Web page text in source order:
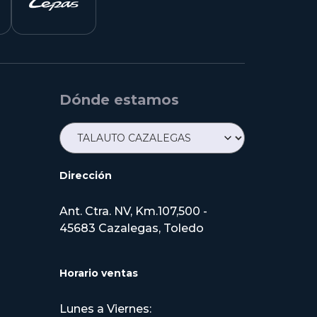
Dónde estamos
Dirección
Ant. Ctra. NV, Km.107,500 -
45683 Cazalegas, Toledo
Horario ventas
Lunes a Viernes: